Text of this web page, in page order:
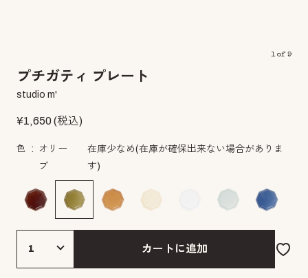
1of 9
プチガティ プレート
studio m'
¥1,650(税込)
色
オリー
ブ
在庫少なめ(在庫が確保出来ない場合がありま
す)
カートに追加